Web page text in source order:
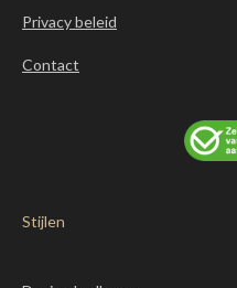
Privacy beleid
Contact
Stijlen